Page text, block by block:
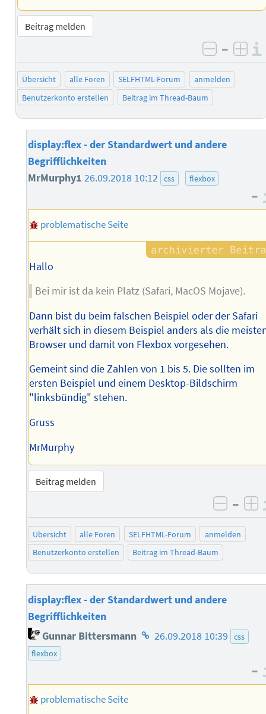
Beitrag melden
negativ
–
Übersicht alle Foren SELFHTML-Forum
anmelden
Benutzerkonto erstellen
Beitrag im Thread-Baum
display:flex - der Standardwert und andere
Begrifflichkeiten
MrMurphy1 26.09.2018 10:12 css flexbox
–
problematische Seite
Hallo
Bei mir ist da kein Platz (Safari, MacOS Mojave).
Dann bist du beim falschen Beispiel oder der Safari
verhält sich in diesem Beispiel anders als die
Browser und damit von Flexbox vorgesehen.
Gemeint sind die Zahlen von 1 bis 5. Die sollten im
ersten Beispiel und einem Desktop-Bildschirm
"linksbündig" stehen.
Gruss
MrMurphy
Beitrag melden
–
Übersicht alle Foren SELFHTML-Forum
anmelden
Benutzerkonto erstellen
Beitrag im Thread-Baum
display:flex - der Standardwert und andere
Begrifflichkeiten
Gunnar Bittersmann Homepage
26.09.2018 10:39
css
flexbox
–
problematische Seite